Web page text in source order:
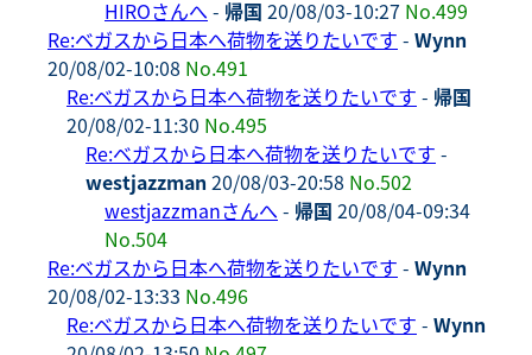
HIROさんへ - 帰国 20/08/03-10:27 No.499
Re:ベガスから日本へ荷物を送りたいです - Wynn
20/08/02-10:08 No.491
Re:ベガスから日本へ荷物を送りたいです - 帰国
20/08/02-11:30 No.495
Re:ベガスから日本へ荷物を送りたいです -
westjazzman 20/08/03-20:58 No.502
westjazzmanさんへ - 帰国 20/08/04-09:34
No.504
Re:ベガスから日本へ荷物を送りたいです - Wynn
20/08/02-13:33 No.496
Re:ベガスから日本へ荷物を送りたいです - Wynn